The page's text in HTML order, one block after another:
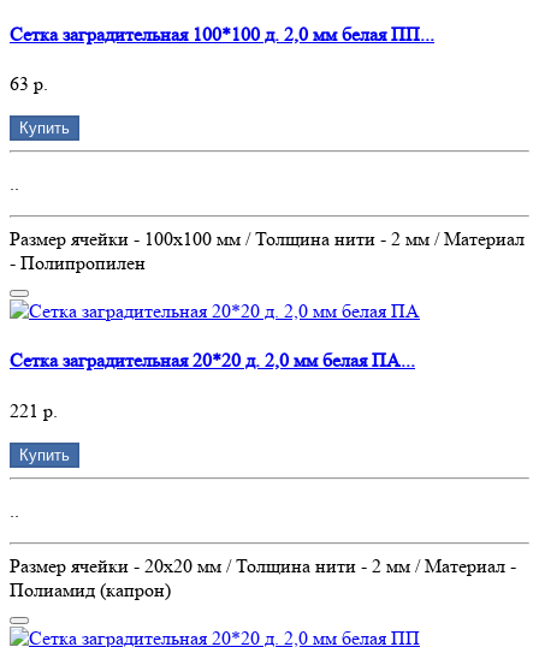
Сетка заградительная 100*100 д. 2,0 мм белая ПП...
63 р.
Купить
..
Размер ячейки - 100х100 мм / Толщина нити - 2 мм / Материал
- Полипропилен
Сетка заградительная 20*20 д. 2,0 мм белая ПА...
221 р.
Купить
Размер ячейки - 20х20 мм / Толщина нити - 2 мм / Материал -
Полиамид (капрон)